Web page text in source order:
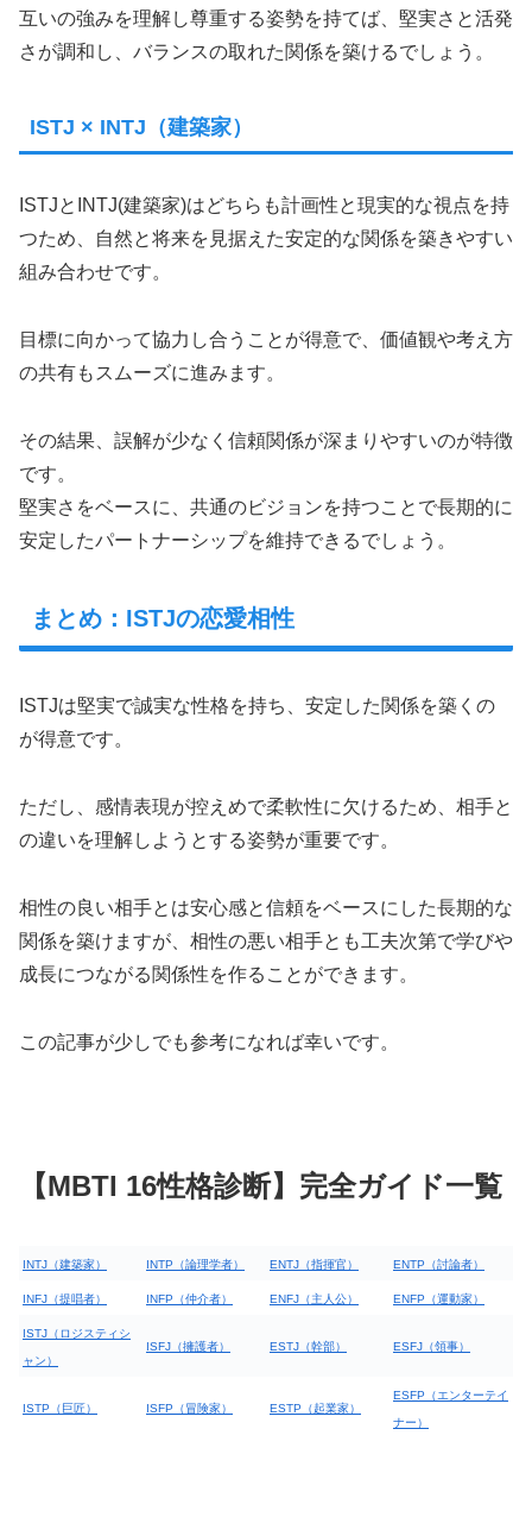
互いの強みを理解し尊重する姿勢を持てば、堅実さと活発
さが調和し、バランスの取れた関係を築けるでしょう。
ISTJ × INTJ（建築家）
ISTJとINTJ(建築家)はどちらも計画性と現実的な視点を持
つため、自然と将来を見据えた安定的な関係を築きやすい
組み合わせです。
目標に向かって協力し合うことが得意で、価値観や考え方
の共有もスムーズに進みます。
その結果、誤解が少なく信頼関係が深まりやすいのが特徴
です。
堅実さをベースに、共通のビジョンを持つことで長期的に
安定したパートナーシップを維持できるでしょう。
まとめ：ISTJの恋愛相性
ISTJは堅実で誠実な性格を持ち、安定した関係を築くの
が得意です。
ただし、感情表現が控えめで柔軟性に欠けるため、相手と
の違いを理解しようとする姿勢が重要です。
相性の良い相手とは安心感と信頼をベースにした長期的な
関係を築けますが、相性の悪い相手とも工夫次第で学びや
成長につながる関係性を作ることができます。
この記事が少しでも参考になれば幸いです。
【MBTI 16性格診断】完全ガイド一覧
INTJ（建築家） INTP（論理学者） ENTJ（指揮官） ENTP（討論者）
INFJ（提唱者） INFP（仲介者） ENFJ（主人公） ENFP（運動家）
ISTJ（ロジスティシ
ャン）
ISFJ（擁護者） ESTJ（幹部） ESFJ（領事）
ISTP（巨匠） ISFP（冒険家） ESTP（起業家）
ESFP（エンターテイ
ナー）